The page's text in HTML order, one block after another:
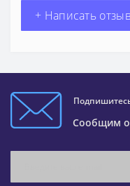
+ Написать отзыв
Сообщим о